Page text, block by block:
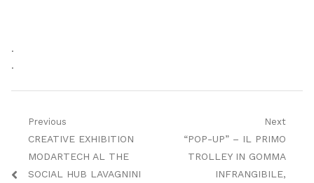
.
.
Navigazione
articoli
Previous
Previous
post:
CREATIVE EXHIBITION
MODARTECH AL THE
SOCIAL HUB LAVAGNINI
Next
Next
post:
“POP-UP” – IL PRIMO
TROLLEY IN GOMMA
INFRANGIBILE,